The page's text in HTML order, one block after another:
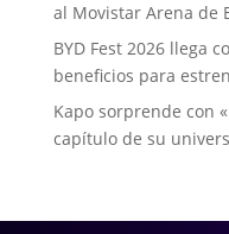
al Movistar Arena de
BYD Fest 2026 llega
beneficios para
Kapo sorprende con
capítulo de su